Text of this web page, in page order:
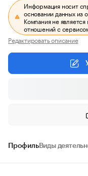
Информация носит
основании данных из
Компания не
отношений с
Редактировать описание
ПрофильВиды